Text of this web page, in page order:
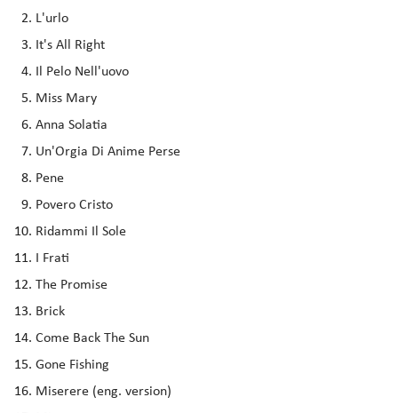
L'urlo
It's All Right
Il Pelo Nell'uovo
Miss Mary
Anna Solatia
Un'Orgia Di Anime Perse
Pene
Povero Cristo
Ridammi Il Sole
I Frati
The Promise
Brick
Come Back The Sun
Gone Fishing
Miserere (eng. version)